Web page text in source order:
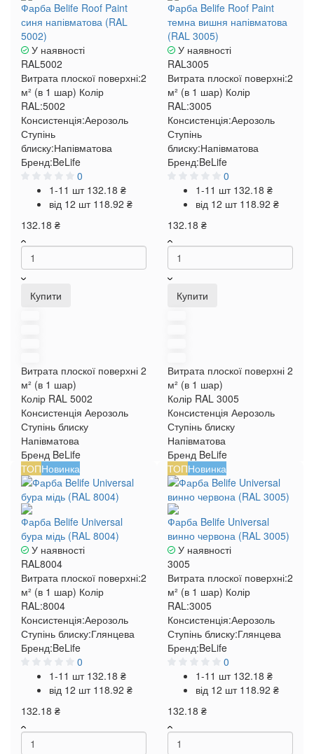
Фарба Belife Roof Paint
синя напівматова (RAL
5002)
У наявності
RAL5002
Витрата плоскої поверхні:2
м² (в 1 шар) Колір
RAL:5002
Консистенція:Аерозоль
Ступінь
блиску:Напівматова
Бренд:BeLife
0
1-11 шт 132.18 ₴
від 12 шт 118.92 ₴
132.18 ₴
Купити
Витрата плоскої поверхні 2
м² (в 1 шар)
Колір RAL 5002
Консистенція Аерозоль
Ступінь блиску
Напівматова
Бренд BeLife
Фарба Belife Roof Paint
темна вишня напівматова
(RAL 3005)
У наявності
RAL3005
Витрата плоскої поверхні:2
м² (в 1 шар) Колір
RAL:3005
Консистенція:Аерозоль
Ступінь
блиску:Напівматова
Бренд:BeLife
0
1-11 шт 132.18 ₴
від 12 шт 118.92 ₴
132.18 ₴
Купити
Витрата плоскої поверхні 2
м² (в 1 шар)
Колір RAL 3005
Консистенція Аерозоль
Ступінь блиску
Напівматова
Бренд BeLife
ТОПНовинка
Фарба Belife Universal
бура мідь (RAL 8004)
У наявності
RAL8004
Витрата плоскої поверхні:2
м² (в 1 шар) Колір
RAL:8004
Консистенція:Аерозоль
Ступінь блиску:Глянцева
Бренд:BeLife
0
1-11 шт 132.18 ₴
від 12 шт 118.92 ₴
132.18 ₴
ТОПНовинка
Фарба Belife Universal
винно червона (RAL 3005)
У наявності
3005
Витрата плоскої поверхні:2
м² (в 1 шар) Колір
RAL:3005
Консистенція:Аерозоль
Ступінь блиску:Глянцева
Бренд:BeLife
0
1-11 шт 132.18 ₴
від 12 шт 118.92 ₴
132.18 ₴